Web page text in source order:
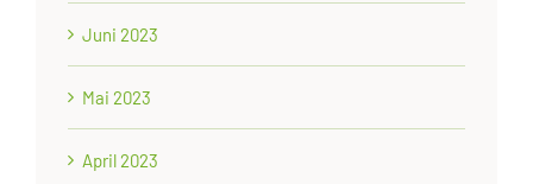
Juni 2023
Mai 2023
April 2023